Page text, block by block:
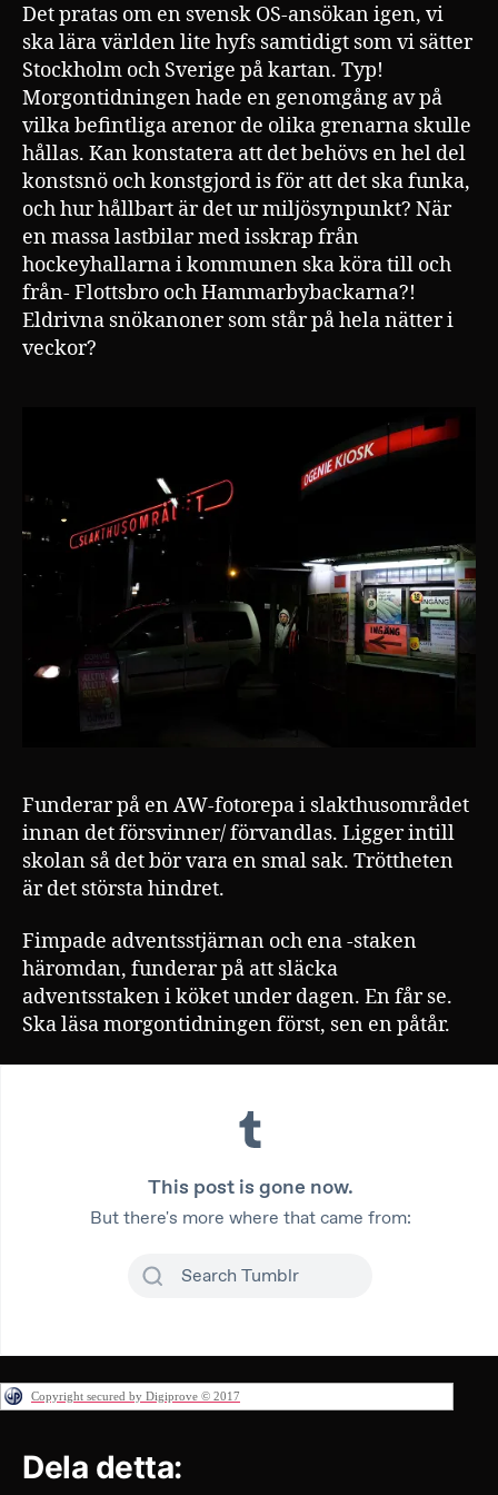
Det pratas om en svensk OS-ansökan igen, vi
ska lära världen lite hyfs samtidigt som vi sätter
Stockholm och Sverige på kartan. Typ!
Morgontidningen hade en genomgång av på
vilka befintliga arenor de olika grenarna skulle
hållas. Kan konstatera att det behövs en hel del
konstsnö och konstgjord is för att det ska funka,
och hur hållbart är det ur miljösynpunkt? När
en massa lastbilar med isskrap från
hockeyhallarna i kommunen ska köra till och
från- Flottsbro och Hammarbybackarna?!
Eldrivna snökanoner som står på hela nätter i
veckor?
Funderar på en AW-fotorepa i slakthusområdet
innan det försvinner/ förvandlas. Ligger intill
skolan så det bör vara en smal sak. Tröttheten
är det största hindret.
Fimpade adventsstjärnan och ena -staken
häromdan, funderar på att släcka
adventsstaken i köket under dagen. En får se.
Ska läsa morgontidningen först, sen en påtår.
Copyright secured by Digiprove © 2017
Dela detta: